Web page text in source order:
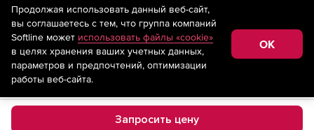
Запросить цену
На информационном ресурсе store.softline.ru применяются
рекомендательные технологии
(информационные технологии
предоставления информации на основе сбора,
систематизации и анализа сведений, относящихся к
предпочтениям пользователей сети «Интернет»,
находящихся на территории Российской Федерации)
Продолжая использовать данный веб-сайт,
вы соглашаетесь с тем, что группа компаний
Softline может использовать файлы «cookie»
в целях хранения ваших учетных данных,
параметров и предпочтений, оптимизации
работы веб-сайта.
OK